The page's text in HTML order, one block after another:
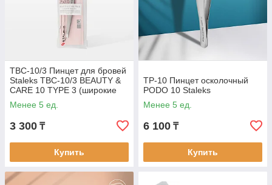
TBC-10/3 Пинцет для бровей
Staleks TBC-10/3 BEAUTY &
CARE 10 TYPE 3 (широкие
скошенные кромки)
Менее 5 ед.
3 300 ₸
Купить
TP-10 Пинцет осколочный
PODO 10 Staleks
Менее 5 ед.
6 100 ₸
Купить